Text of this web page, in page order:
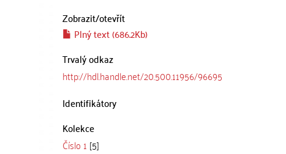
Zobrazit/otevřít
Plný text (686.2Kb)
Trvalý odkaz
http://hdl.handle.net/20.500.11956/96695
Identifikátory
Kolekce
Číslo 1 [5]